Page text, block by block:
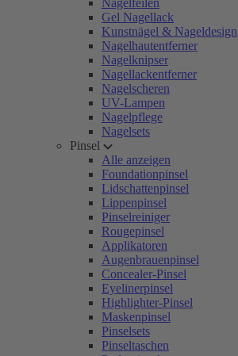
Nagelfeilen
Gel Nagellack
Kunstnägel & Nageldesign
Nagelhautentferner
Nagelknipser
Nagellackentferner
Nagelscheren
UV-Lampen
Nagelpflege
Nagelsets
Pinsel
Alle anzeigen
Foundationpinsel
Lidschattenpinsel
Lippenpinsel
Pinselreiniger
Rougepinsel
Applikatoren
Augenbrauenpinsel
Concealer-Pinsel
Eyelinerpinsel
Highlighter-Pinsel
Maskenpinsel
Pinselsets
Pinseltaschen